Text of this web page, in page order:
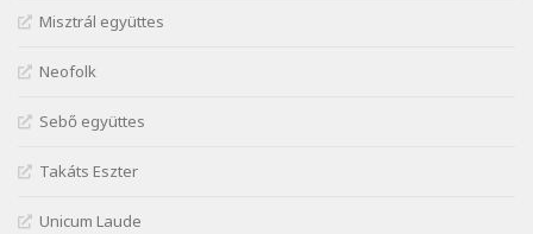
Szélkiáltó
Márai Sándor: Dalocska
Márai Sándor: Együgyű vers gyorsvonatban
Márai Sándor: Ez a kávéház
Szélkiáltó
Misztrál együttes
Neofolk
Sebő együttes
Takáts Eszter
Unicum Laude